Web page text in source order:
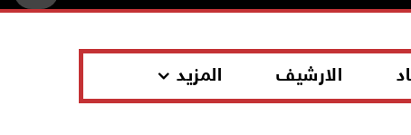
الارشيف المزيد